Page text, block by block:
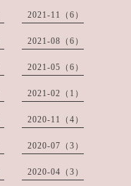
2021-11（6）
2021-08（6）
2021-05（6）
2021-02（1）
2020-11（4）
2020-07（3）
2020-04（3）